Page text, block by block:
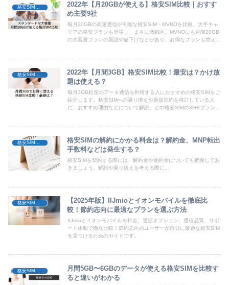
2022年【月20GBが使える】格安SIM比較｜おすす
め主要9社
毎月20GBの高速通信が可能な格安SIM・MVNOを比較。大手キャ
リアの格安プランも登場し、まさに激戦区。MVNOにも月間20GB
の大容量プランの新設や値下げなどがあり、お得なプランも増えて
格安SIM比較
2022年【月間3GB】格安SIM比較！最安は？かけ放
題は使える？
毎月3GB程度のデータ通信を利用する人におすすめの格安SIMをご
紹介します。格安SIMへの乗り換えや新規契約を検討している人
に、おすすめ理由などについて解説。どの格安SIMの3GBプランを
格安SIMの選び方
格安SIMの解約にかかる料金は？解約金、MNP転出
手数料などは発生する？
格安SIMを契約する際には、解約金や違約金についても把握してお
きましょう。解約や乗り換えを考える際に...
格安SIM比較
【2025年版】IIJmioとイオンモバイルを徹底比
較！節約志向に最適なプランを選ぶ方法
IIJmioとイオンモバイルを料金、通話オプション、通信品質、サポ
ート体制で徹底比較！節約志向のユーザーが自分に最適な格安SIM
を見つけるためのガイドです。
格安SIM比較
月間5GB〜6GBのデータが使える格安SIMを比較す
ると違いがわかる